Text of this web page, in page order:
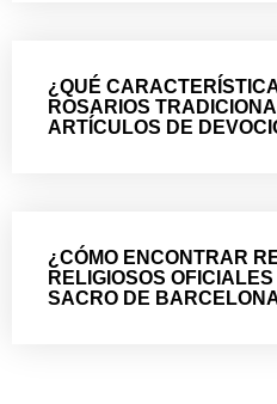
¿QUÉ
ROSARIOS
ARTÍCULOS DE
¿CÓMO ENCONTRAR
RELIGIOSOS
SACRO DE